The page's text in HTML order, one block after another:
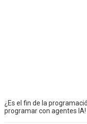
¿Es el fin de la
programar con agentes IA!